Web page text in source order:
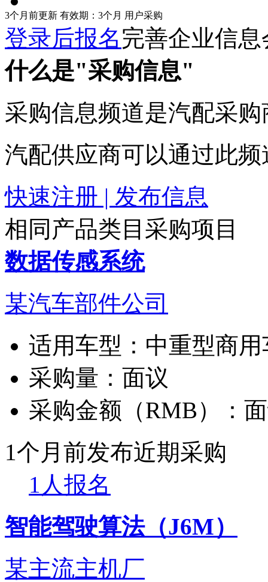
3个月前更新 有效期：3个月 用户采购
登录后报名完善企业信
什么是"采购信息"
采购信息频道是汽配采
汽配供应商可以通过此
快速注册 | 发布信息
相同产品类目采购项目
数据传感系统
某汽车部件公司
适用车型： 中重型商
采购量： 面议
采购金额（RMB）：
1个月前发布近期采购
1人报名
智能驾驶算法（J6M）
某主流主机厂